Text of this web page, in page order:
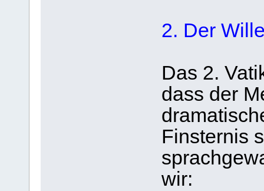
2. Der
Das 2.
dass der
Finsternis
wir: